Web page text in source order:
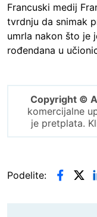
Francuski medij
tvrdnju da snimak
umrla nakon što je
rođendana u
Copyright ©
komercijalne
je pretplata.
Podelite: